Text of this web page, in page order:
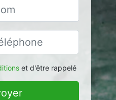
et d'être rappelé